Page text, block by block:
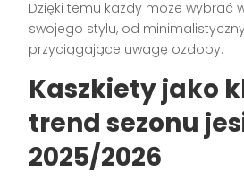
Dzięki temu każdy może wybrać
swojego stylu, od
przyciągające uwagę ozdoby.
Kaszkiety jako
trend sezonu
2025/2026